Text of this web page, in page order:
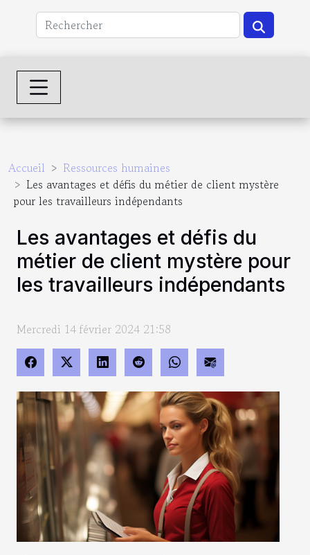
Accueil
Ressources humaines
Les avantages et défis du métier de client mystère
pour les travailleurs indépendants
Les avantages et défis du
métier de client mystère pour
les travailleurs indépendants
Mercredi 14 février 2024 21:58